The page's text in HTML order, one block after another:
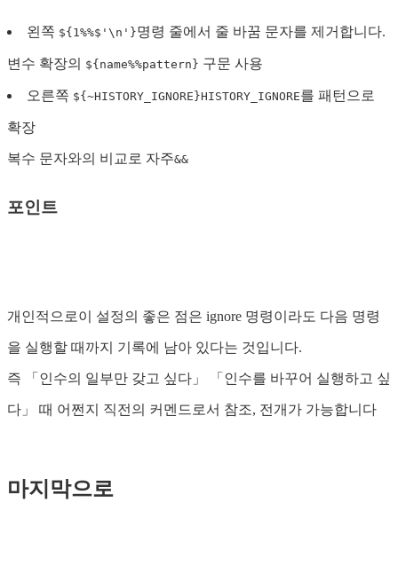
왼쪽 ${1%%$'\n'}명령 줄에서 줄 바꿈 문자를 제거합니다.
변수 확장의 ${name%%pattern} 구문 사용
오른쪽 ${~HISTORY_IGNORE}HISTORY_IGNORE를 패턴으로
확장
복수 문자와의 비교로 자주&&
포인트
개인적으로이 설정의 좋은 점은 ignore 명령이라도 다음 명령
을 실행할 때까지 기록에 남아 있다는 것입니다.
즉 「인수의 일부만 갖고 싶다」 「인수를 바꾸어 실행하고 싶
다」 때 어쩐지 직전의 커멘드로서 참조, 전개가 가능합니다
마지막으로